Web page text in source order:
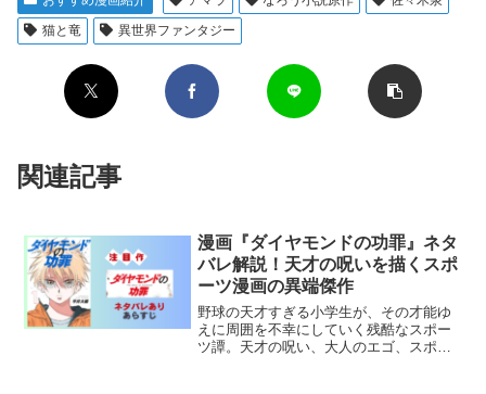
猫と竜
異世界ファンタジー
関連記事
漫画『ダイヤモンドの功罪』ネタ
バレ解説！天才の呪いを描くスポ
ーツ漫画の異端傑作
野球の天才すぎる小学生が、その才能ゆ
えに周囲を不幸にしていく残酷なスポー
ツ譚。天才の呪い、大人のエゴ、スポー